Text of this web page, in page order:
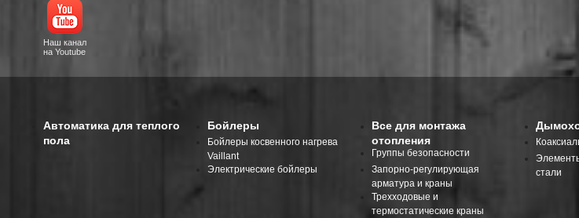
Наш канал
на Youtube
Автоматика для теплого
пола
Бойлеры
Бойлеры косвенного нагрева
Vaillant
Электрические бойлеры
Все для монтажа
отопления
Группы безопасности
Запорно-регулирующая
арматура и краны
Трехходовые и
термостатические краны
стали